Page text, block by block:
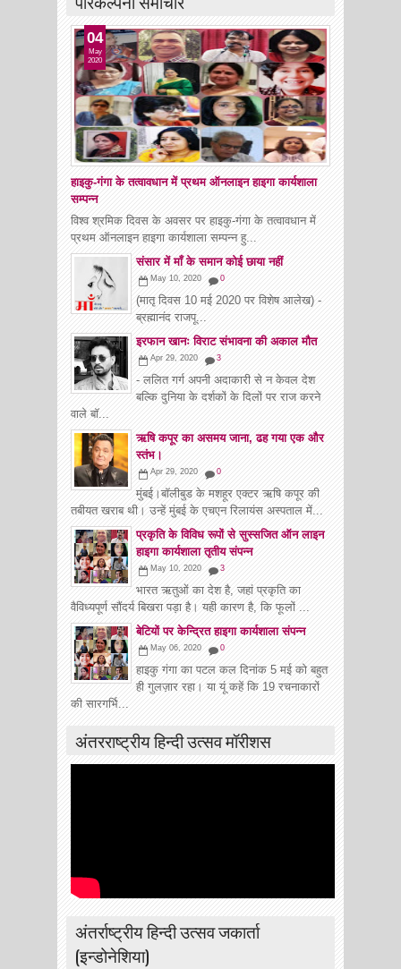
हाइकु-गंगा के तत्वावधान में प्रथम ऑनलाइन हाइगा कार्यशाला
सम्पन्न
04
May
2020
विश्व श्रमिक दिवस के अवसर पर हाइकु-गंगा के तत्वावधान में
प्रथम ऑनलाइन हाइगा कार्यशाला सम्पन्न हु...
संसार में माँ के समान कोई छाया नहीं
May 10, 2020 0
(मातृ दिवस 10 मई 2020 पर विशेष आलेख) -
ब्रह्मानंद राजपू...
इरफान खानः विराट संभावना की अकाल मौत
Apr 29, 2020 3
- ललित गर्ग अपनी अदाकारी से न केवल देश
बल्कि दुनिया के दर्शकों के दिलों पर राज करने
वाले बाॅ...
ऋषि कपूर का असमय जाना, ढह गया एक और
स्तंभ।
Apr 29, 2020 0
मुंबई।बॉलीबुड के मशहूर एक्टर ऋषि कपूर की
तबीयत खराब थी। उन्हें मुंबई के एचएन रिलायंस अस्पताल में...
प्रकृति के विविध रूपों से सुस्सजित ऑन लाइन
हाइगा कार्यशाला तृतीय संपन्न
May 10, 2020 3
भारत ऋतुओं का देश है, जहां प्रकृति का
वैविध्यपूर्ण सौंदर्य बिखरा पड़ा है। यही कारण है, कि फूलों ...
बेटियों पर केन्द्रित हाइगा कार्यशाला संपन्न
May 06, 2020 0
हाइकु गंगा का पटल कल दिनांक 5 मई को बहुत
ही गुलज़ार रहा। या यूं कहें कि 19 रचनाकारों
की सारगर्भि...
अंतरराष्ट्रीय हिन्दी उत्सव मॉरीशस
अंतर्राष्ट्रीय हिन्दी उत्सव जकार्ता
(इन्डोनेशिया)